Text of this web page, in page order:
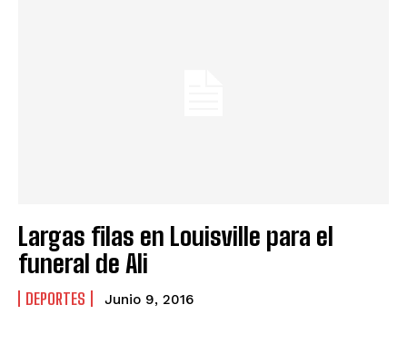
Largas filas en Louisville para el
funeral de Ali
DEPORTES Junio 9, 2016